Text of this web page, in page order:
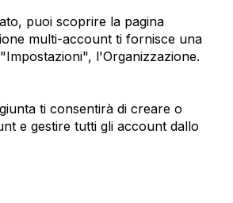
puoi scoprire la pagina
multi-account ti fornisce una
l'Organizzazione.
ti consentirà di creare o
e gestire tutti gli account dallo